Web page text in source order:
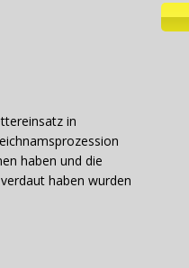
in
haben und die
haben wurden